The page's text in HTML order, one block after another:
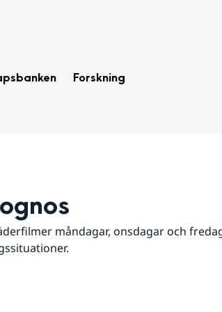
Forskning
måndagar, onsdagar och